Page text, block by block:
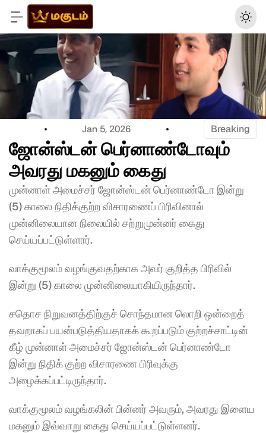
Jan 5, 2026 Breaking
ஜோன்ஸ்டன் பெர்னாண்டோவும்
அவரது மகனும் கைது
முன்னாள் அமைச்சர் ஜோன்ஸ்டன் பெர்னாண்டோ இன்று
(5) காலை நிதிக்குற்ற விசாரணைப் பிரிவினால்
முன்னிலையான நிலையில் சற்றுமுன்னர் கைது
செய்யப்பட்டுள்ளார்.
வாக்குமூலம் வழங்குவதற்காக அவர் குறித்த பிரிவில்
இன்று (5) காலை முன்னிலையாகியிருந்தார்.
சதொச நிறுவனத்திற்குச் சொந்தமான லொறி ஒன்றைத்
தவறாகப் பயன்படுத்தியதாகக் கூறப்படும் குற்றச்சாட்டின்
கீழ் முன்னாள் அமைச்சர் ஜோன்ஸ்டன் பெர்னாண்டோ
இன்று நிதிக் குற்ற விசாரணை பிரிவுக்கு
அழைக்கப்பட்டிருந்தார்.
வாக்குமூலம் வழங்கலின் பின்னர் அவரும், அவரது இளைய
மகனும் இவ்வாறு கைது செய்யப்பட்டுள்ளனர்.